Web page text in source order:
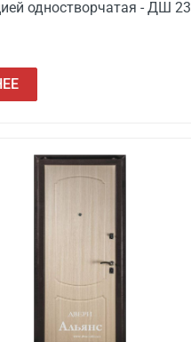
одностворчатая - ДШ 23